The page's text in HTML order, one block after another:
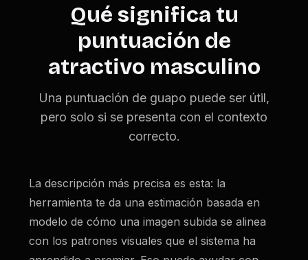
Qué significa tu
puntuación de
atractivo masculino
Una puntuación de guapo puede ser útil,
pero solo si se presenta con el contexto
correcto.
La descripción más precisa es esta: la
herramienta te da una estimación basada en
modelo de cómo una imagen subida se alinea
con los patrones visuales que el sistema ha